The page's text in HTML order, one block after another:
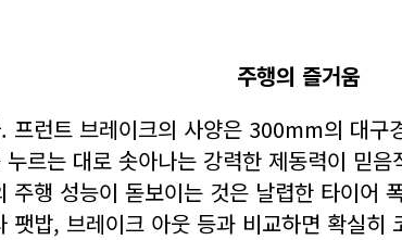
주행의 즐거움
프런트 브레이크의 사양은 300mm의 대
르는 대로 솟아나는 강력한 제동력이 믿
주행 성능이 돋보이는 것은 날렵한 타이
밥, 브레이크 아웃 등과 비교하면 확실